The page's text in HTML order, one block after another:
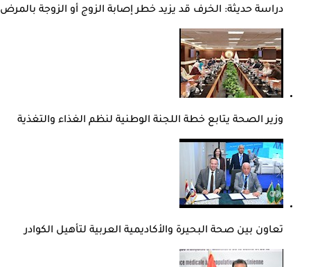
دراسة حديثة: الخرف قد يزيد خطر إصابة الزوج أو الزوجة بالمرض
وزير الصحة يتابع خطة اللجنة الوطنية لنظم الغذاء والتغذية
تعاون بين صحة البحيرة والأكاديمية العربية لتأهيل الكوادر